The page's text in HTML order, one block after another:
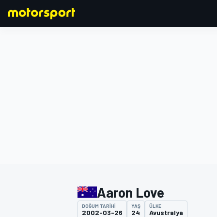
Aaron Love
DOĞUM TARIHI
2002-03-26
YAŞ
24
ÜLKE
Avustralya